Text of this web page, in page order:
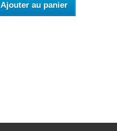
Ajouter au panier